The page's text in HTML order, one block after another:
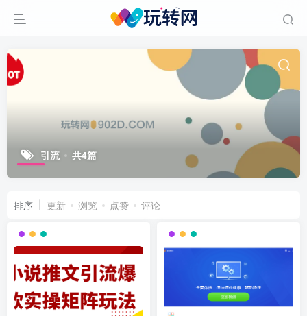
引流 共4篇
排序 更新 浏览 点赞 评论